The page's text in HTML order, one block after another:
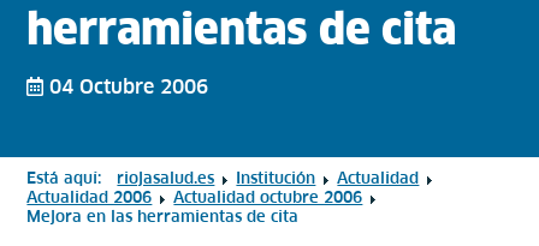
herramientas de cita
04 Octubre 2006
Está aquí: riojasalud.es Institución
Actualidad
Actualidad 2006
Actualidad octubre 2006
Mejora en las herramientas de cita